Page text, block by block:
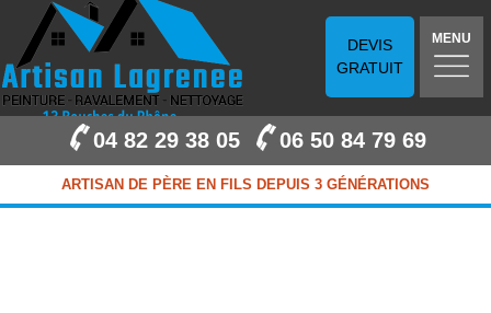
DEVIS
GRATUIT
MENU
04 82 29 38 05 06 50 84 79 69
ARTISAN DE PÈRE EN FILS DEPUIS 3 GÉNÉRATIONS